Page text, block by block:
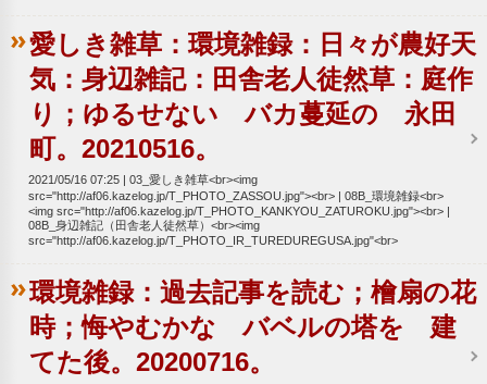
愛しき雑草：環境雑録：日々が農好天
気：身辺雑記：田舎老人徒然草：庭作
り；ゆるせない バカ蔓延の 永田
町。20210516。
2021/05/16 07:25
03_愛しき雑草<br><img
src="http://af06.kazelog.jp/T_PHOTO_ZASSOU.jpg"><br>
08B_環境雑録<br>
<img src="http://af06.kazelog.jp/T_PHOTO_KANKYOU_ZATUROKU.jpg"><br>
08B_身辺雑記（田舎老人徒然草）<br><img
src="http://af06.kazelog.jp/T_PHOTO_IR_TUREDUREGUSA.jpg"<br>
環境雑録：過去記事を読む；檜扇の花
時；悔やむかな バベルの塔を 建
てた後。20200716。